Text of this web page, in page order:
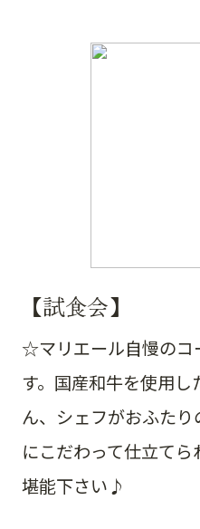
【試食会】
☆マリエール自慢のコ
す。国産和牛を使用
ん、シェフがおふた
にこだわって仕立て
堪能下さい♪